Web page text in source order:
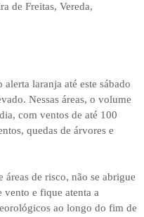
de Freitas, Vereda,
laranja até este sábado
Nessas áreas, o volume
com ventos de até 100
quedas de árvores e
de risco, não se abrigue
vento e fique atenta a
ao longo do fim de